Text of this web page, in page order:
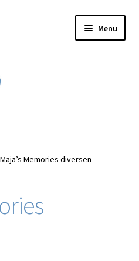
Menu
Maja’s Memories diversen